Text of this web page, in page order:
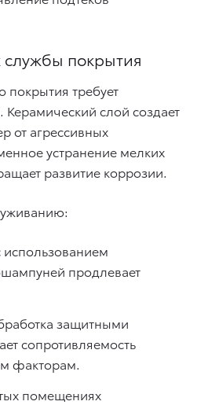
службы покрытия
покрытия требует
слой создает
от агрессивных
устранение мелких
развитие коррозии.
продлевает
защитными
сопротивляемость
факторам.
помещениях